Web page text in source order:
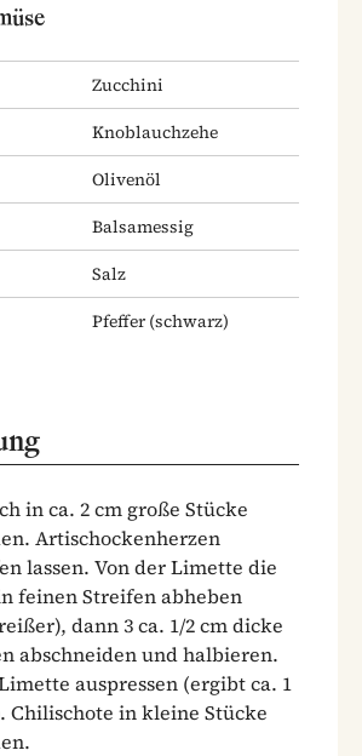
Zucchini
Knoblauchzehe
Olivenöl
Balsamessig
Salz
Pfeffer (schwarz)
in ca. 2 cm große Stücke
Artischockenherzen
lassen. Von der Limette die
feinen Streifen abheben
dann 3 ca. 1/2 cm dicke
abschneiden und halbieren.
auspressen (ergibt ca. 1
Chilischote in kleine Stücke